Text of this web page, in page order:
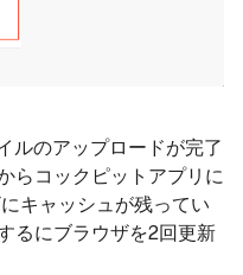
ルのアップロードが完了
らコックピットアプリに
キャッシュが残ってい
るにブラウザを2回更新